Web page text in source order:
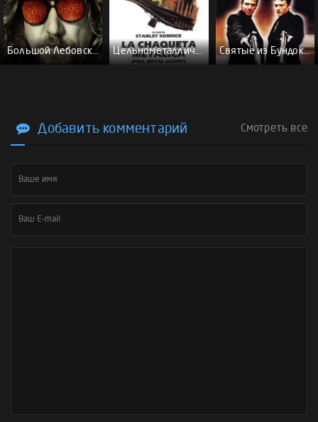
Большой Лебовски - (Перевод Гоблина) Цельнометаллическая оболочка - (Перевод Гоблина) Святые из Бундока \ Святые из трущоб - (Перевод Гоблина)
Добавить комментарий Смотреть все